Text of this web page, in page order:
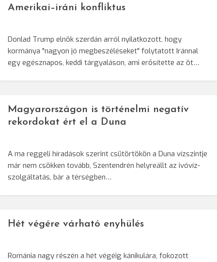
Amerikai–iráni konfliktus
Donlad Trump elnök szerdán arról nyilatkozott, hogy
kormánya "nagyon jó megbeszéléseket" folytatott Iránnal
egy egésznapos, keddi tárgyaláson, ami erősítette az öt…
Magyarországon is történelmi negatív
rekordokat ért el a Duna
A ma reggeli híradások szerint csütörtökön a Duna vízszintje
már nem csökken tovább, Szentendrén helyreállt az ivóvíz-
szolgáltatás, bár a térségben…
Hét végére várható enyhülés
Románia nagy részén a hét végéig kánikulára, fokozott